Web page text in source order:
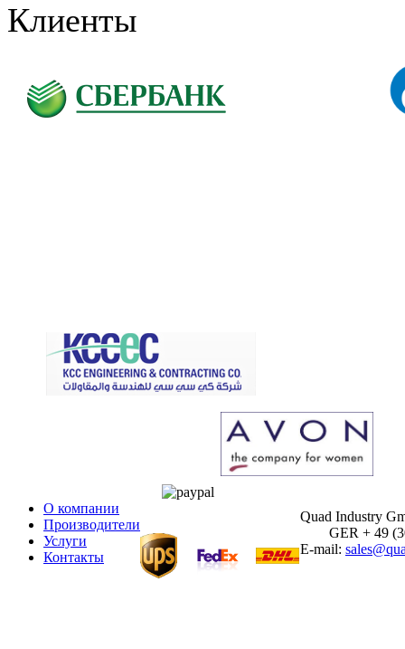
Клиенты
О компании
Производители
Услуги
Контакты
Quad Industry
GER + 49
E-mail: